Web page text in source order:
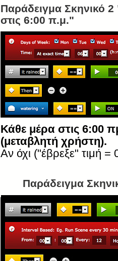
Παράδειγμα Σκηνικό 2
στις 6:00 π.μ."
Κάθε μέρα στις 6:00
(μεταβλητή χρήστη).
Αν όχι ("έβρεξε" τιμή
Παράδειγμα